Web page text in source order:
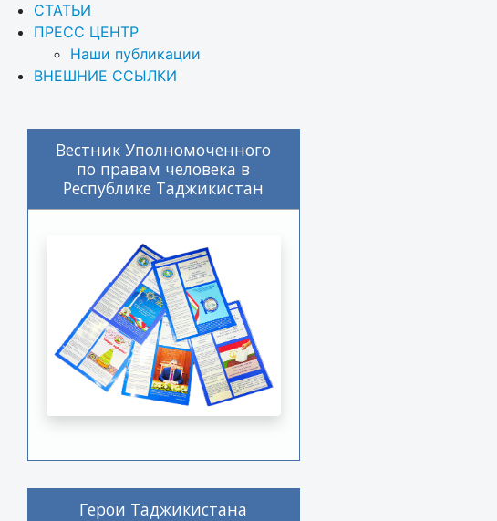
СТАТЬИ
ПРЕСС ЦЕНТР
Наши публикации
ВНЕШНИЕ ССЫЛКИ
Вестник Уполномоченного
по правам человека в
Республике Таджикистан
Герои Таджикистана